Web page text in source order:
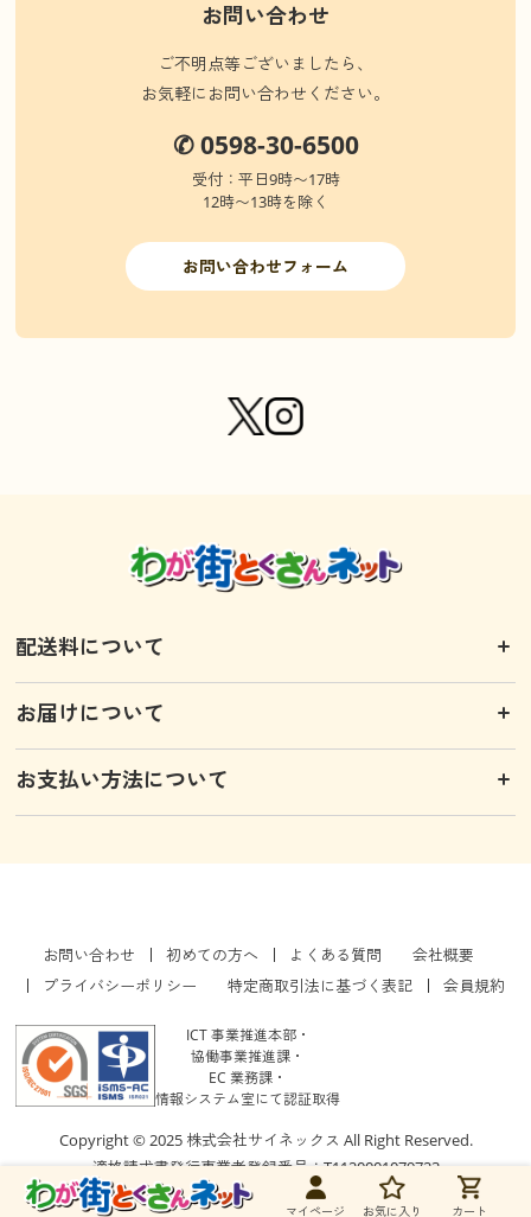
マイページ お気に入り カート
お問い合わせ
ご不明点等ございましたら、
お気軽にお問い合わせください。
✆ 0598-30-6500
受付：平日9時〜17時
12時〜13時を除く
お問い合わせフォーム
配送料について
お届けについて
お支払い方法について
お問い合わせ 初めての方へ よくある質問
会社概要
プライバシーポリシー
特定商取引法に基づく表記 会員規約
ICT 事業推進本部・
協働事業推進課・
EC 業務課・
情報システム室にて認証取得
Copyright © 2025 株式会社サイネックス All Right Reserved.
適格請求書発行事業者登録番号：T1120001079723